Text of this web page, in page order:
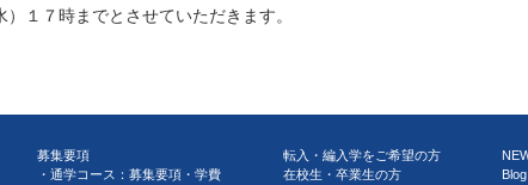
１７時までとさせていただきます。
募集要項
通学コース：募集要項・学費
転入・編入学をご希望の方
在校生・卒業生の方
Blog